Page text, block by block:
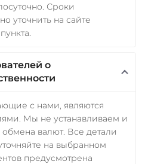
Сроки
уточнить на сайте
о
с нами, являются
Мы не устанавливаем и
валют. Все детали
на выбранном
предусмотрена